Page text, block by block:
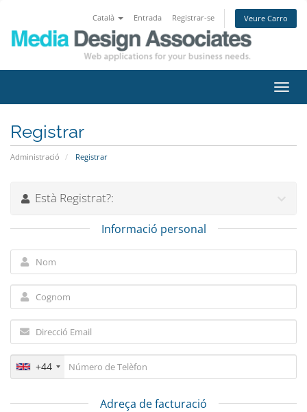
Català Entrada Registrar-se Veure Carro
la
Registrar
Administració Registrar
Està Registrat?:
Informació personal
+44
Adreça de facturació